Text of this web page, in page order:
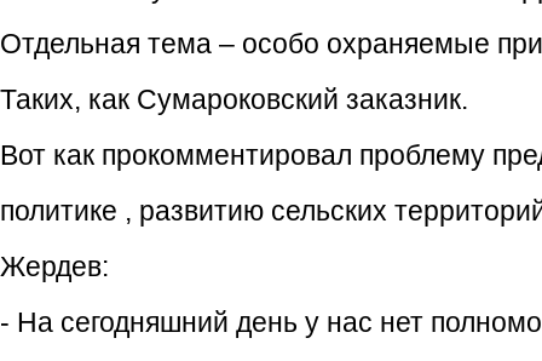
Отдельная тема – особо охраняемые
Таких, как Сумароковский заказник.
Вот как прокомментировал проблему
политике , развитию сельских
Жердев:
- На сегодняшний день у нас нет